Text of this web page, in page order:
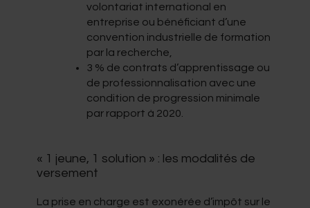
volontariat international en
entreprise ou bénéficiant d’une
convention industrielle de formation
par la recherche,
3 % de contrats d’apprentissage ou
de professionnalisation avec une
condition de progression minimale
par rapport à 2020.
« 1 jeune, 1 solution » : les modalités de
versement​
La prise en charge est exonérée d’impôt sur le